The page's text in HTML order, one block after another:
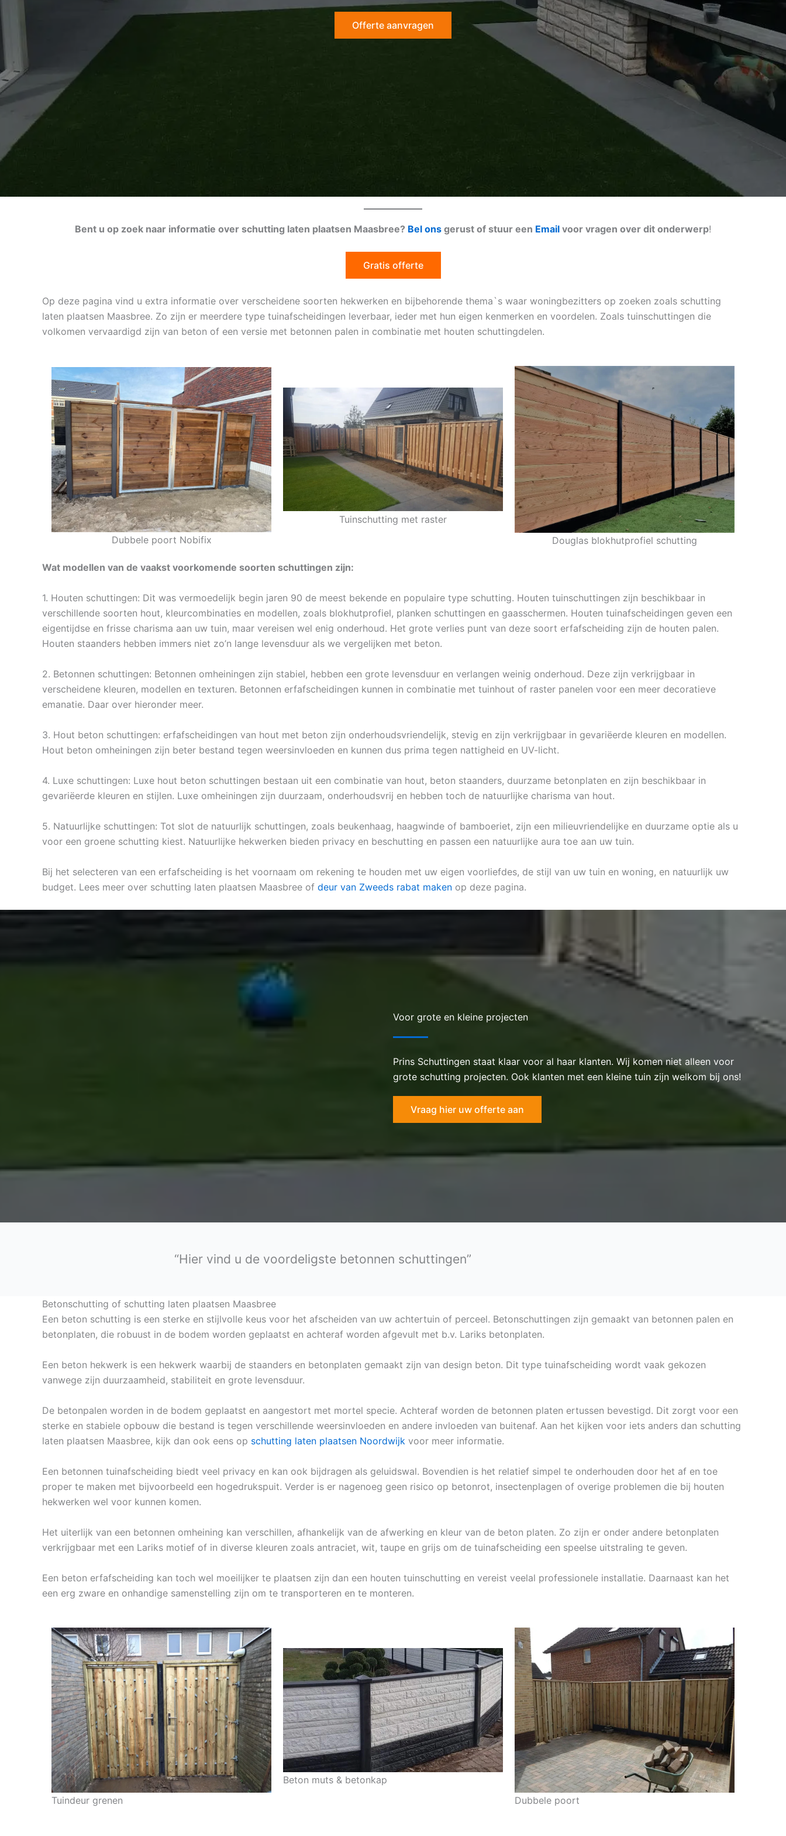
Offerte aanvragen
Bent u op zoek naar informatie over schutting laten plaatsen Maasbree? Bel ons gerust of stuur een Email voor vragen over dit onderwerp!
Gratis offerte
Op deze pagina vind u extra informatie over verscheidene soorten hekwerken en bijbehorende thema`s waar woningbezitters op zoeken zoals schutting
laten plaatsen Maasbree. Zo zijn er meerdere type tuinafscheidingen leverbaar, ieder met hun eigen kenmerken en voordelen. Zoals tuinschuttingen die
volkomen vervaardigd zijn van beton of een versie met betonnen palen in combinatie met houten schuttingdelen.
Dubbele poort Nobifix
Tuinschutting met raster
Douglas blokhutprofiel schutting
Wat modellen van de vaakst voorkomende soorten schuttingen zijn:
1. Houten schuttingen: Dit was vermoedelijk begin jaren 90 de meest bekende en populaire type schutting. Houten tuinschuttingen zijn beschikbaar in
verschillende soorten hout, kleurcombinaties en modellen, zoals blokhutprofiel, planken schuttingen en gaasschermen. Houten tuinafscheidingen geven een
eigentijdse en frisse charisma aan uw tuin, maar vereisen wel enig onderhoud. Het grote verlies punt van deze soort erfafscheiding zijn de houten palen.
Houten staanders hebben immers niet zo’n lange levensduur als we vergelijken met beton.
2. Betonnen schuttingen: Betonnen omheiningen zijn stabiel, hebben een grote levensduur en verlangen weinig onderhoud. Deze zijn verkrijgbaar in
verscheidene kleuren, modellen en texturen. Betonnen erfafscheidingen kunnen in combinatie met tuinhout of raster panelen voor een meer decoratieve
emanatie. Daar over hieronder meer.
3. Hout beton schuttingen: erfafscheidingen van hout met beton zijn onderhoudsvriendelijk, stevig en zijn verkrijgbaar in gevariëerde kleuren en modellen.
Hout beton omheiningen zijn beter bestand tegen weersinvloeden en kunnen dus prima tegen nattigheid en UV-licht.
4. Luxe schuttingen: Luxe hout beton schuttingen bestaan uit een combinatie van hout, beton staanders, duurzame betonplaten en zijn beschikbaar in
gevariëerde kleuren en stijlen. Luxe omheiningen zijn duurzaam, onderhoudsvrij en hebben toch de natuurlijke charisma van hout.
5. Natuurlijke schuttingen: Tot slot de natuurlijk schuttingen, zoals beukenhaag, haagwinde of bamboeriet, zijn een milieuvriendelijke en duurzame optie als u
voor een groene schutting kiest. Natuurlijke hekwerken bieden privacy en beschutting en passen een natuurlijke aura toe aan uw tuin.
Bij het selecteren van een erfafscheiding is het voornaam om rekening te houden met uw eigen voorliefdes, de stijl van uw tuin en woning, en natuurlijk uw
budget. Lees meer over schutting laten plaatsen Maasbree of deur van Zweeds rabat maken op deze pagina.
Voor grote en kleine projecten
Prins Schuttingen staat klaar voor al haar klanten. Wij komen niet alleen voor
grote schutting projecten. Ook klanten met een kleine tuin zijn welkom bij ons!
Vraag hier uw offerte aan
“Hier vind u de voordeligste betonnen schuttingen”
Betonschutting of schutting laten plaatsen Maasbree
Een beton schutting is een sterke en stijlvolle keus voor het afscheiden van uw achtertuin of perceel. Betonschuttingen zijn gemaakt van betonnen palen en
betonplaten, die robuust in de bodem worden geplaatst en achteraf worden afgevult met b.v. Lariks betonplaten.
Een beton hekwerk is een hekwerk waarbij de staanders en betonplaten gemaakt zijn van design beton. Dit type tuinafscheiding wordt vaak gekozen
vanwege zijn duurzaamheid, stabiliteit en grote levensduur.
De betonpalen worden in de bodem geplaatst en aangestort met mortel specie. Achteraf worden de betonnen platen ertussen bevestigd. Dit zorgt voor een
sterke en stabiele opbouw die bestand is tegen verschillende weersinvloeden en andere invloeden van buitenaf. Aan het kijken voor iets anders dan schutting
laten plaatsen Maasbree, kijk dan ook eens op schutting laten plaatsen Noordwijk voor meer informatie.
Een betonnen tuinafscheiding biedt veel privacy en kan ook bijdragen als geluidswal. Bovendien is het relatief simpel te onderhouden door het af en toe
proper te maken met bijvoorbeeld een hogedrukspuit. Verder is er nagenoeg geen risico op betonrot, insectenplagen of overige problemen die bij houten
hekwerken wel voor kunnen komen.
Het uiterlijk van een betonnen omheining kan verschillen, afhankelijk van de afwerking en kleur van de beton platen. Zo zijn er onder andere betonplaten
verkrijgbaar met een Lariks motief of in diverse kleuren zoals antraciet, wit, taupe en grijs om de tuinafscheiding een speelse uitstraling te geven.
Een beton erfafscheiding kan toch wel moeilijker te plaatsen zijn dan een houten tuinschutting en vereist veelal professionele installatie. Daarnaast kan het
een erg zware en onhandige samenstelling zijn om te transporteren en te monteren.
Tuindeur grenen
Beton muts & betonkap
Dubbele poort